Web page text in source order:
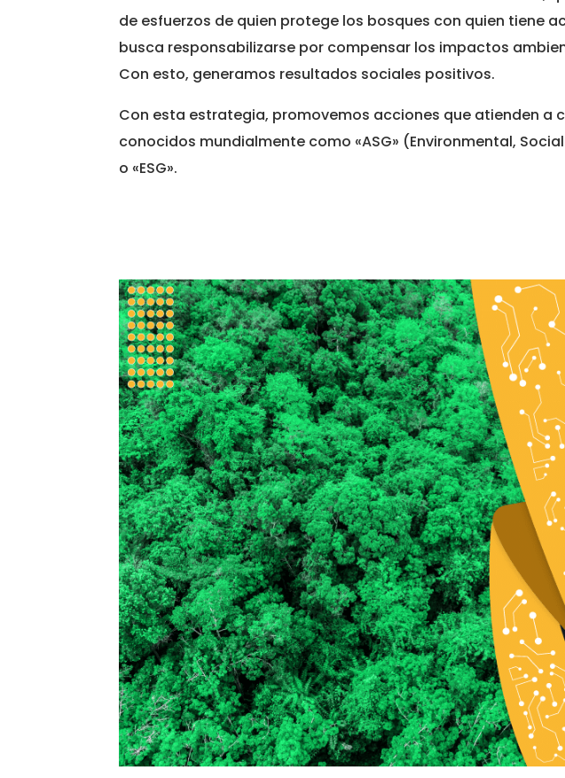
de esfuerzos de quien protege los bosques con quien tiene
busca responsabilizarse por compensar los impactos
Con esto, generamos resultados sociales positivos.
Con esta estrategia, promovemos acciones que atienden a
conocidos mundialmente como «ASG» (Environmental,
o «ESG».